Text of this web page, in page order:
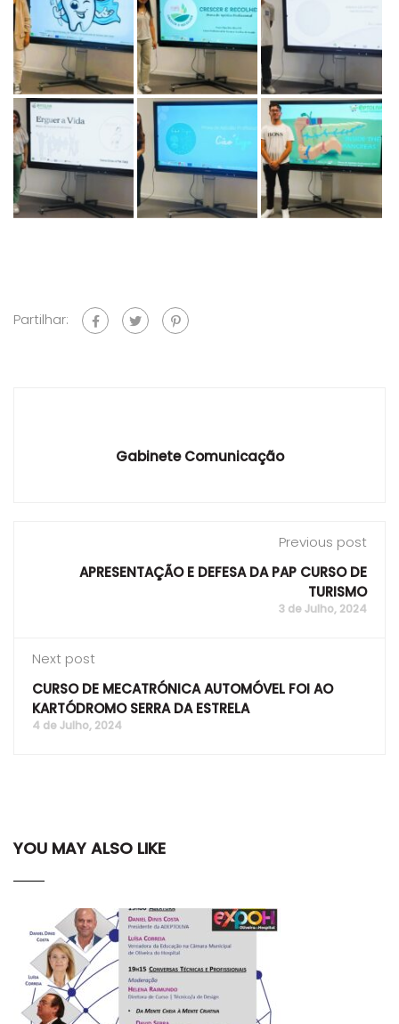
Partilhar:
Gabinete Comunicação
Previous post
APRESENTAÇÃO E DEFESA DA PAP CURSO DE
TURISMO
3 de Julho, 2024
Next post
CURSO DE MECATRÓNICA AUTOMÓVEL FOI AO
KARTÓDROMO SERRA DA ESTRELA
4 de Julho, 2024
YOU MAY ALSO LIKE